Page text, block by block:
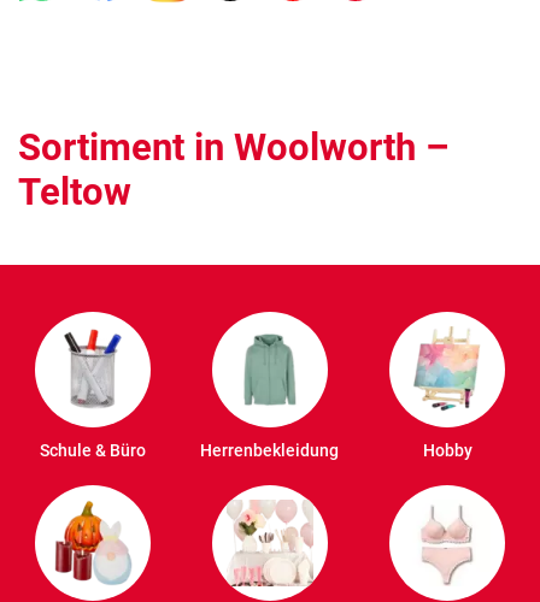
Sortiment in Woolworth –
Teltow
Schule & Büro Herrenbekleidung Hobby